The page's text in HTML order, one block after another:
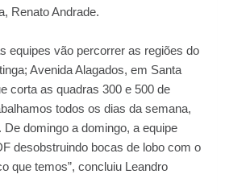
Renato Andrade.
equipes vão percorrer as regiões do
Avenida Alagados, em Santa
corta as quadras 300 e 500 de
todos os dias da semana,
domingo a domingo, a equipe
desobstruindo bocas de lobo com o
que temos”, concluiu Leandro